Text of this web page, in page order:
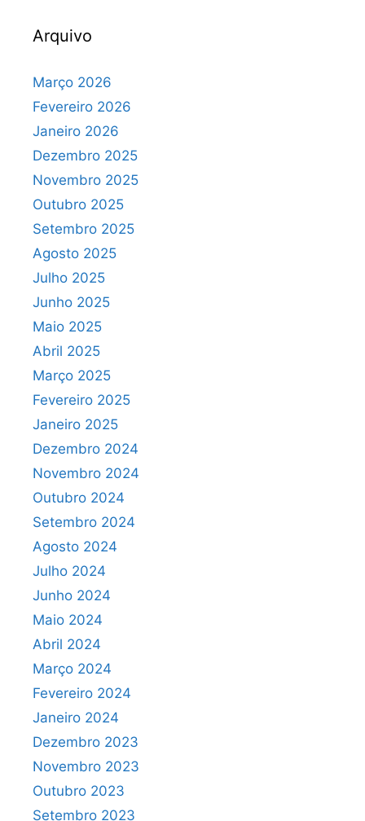
Arquivo
Março 2026
Fevereiro 2026
Janeiro 2026
Dezembro 2025
Novembro 2025
Outubro 2025
Setembro 2025
Agosto 2025
Julho 2025
Junho 2025
Maio 2025
Abril 2025
Março 2025
Fevereiro 2025
Janeiro 2025
Dezembro 2024
Novembro 2024
Outubro 2024
Setembro 2024
Agosto 2024
Julho 2024
Junho 2024
Maio 2024
Abril 2024
Março 2024
Fevereiro 2024
Janeiro 2024
Dezembro 2023
Novembro 2023
Outubro 2023
Setembro 2023